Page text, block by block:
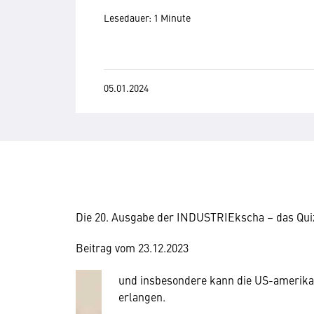
Lesedauer: 1 Minute
05.01.2024
Die 20. Ausgabe der INDUSTRIEkscha – das
Beitrag vom 23.12.2023
Hier würden wir Ihnen gerne einen
Geräten und Nutzerverhalten mitunter
und insbesondere kann die US-
erlangen.